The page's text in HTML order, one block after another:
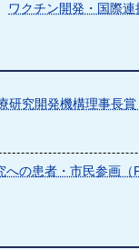
ワクチン開発・国際連
研究開発機構理事長賞
への患者・市民参画（